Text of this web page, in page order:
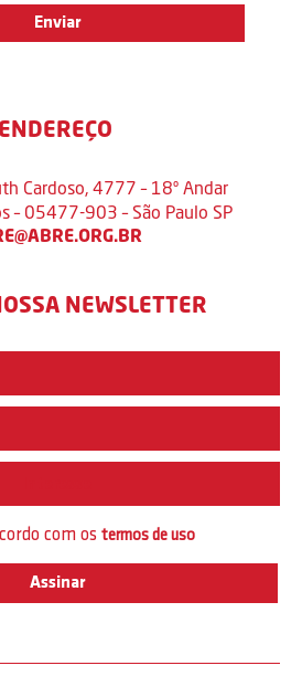
ENDEREÇO
Cardoso, 4777 – 18º Andar
– 05477-903 – São Paulo SP
NEWSLETTER
com os termos de uso